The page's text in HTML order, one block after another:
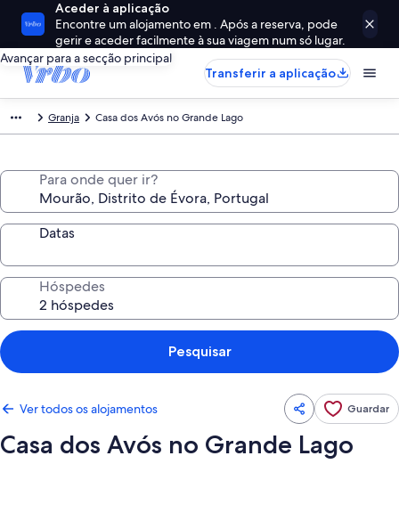
Aceder à aplicação
Encontre um alojamento em . Após a reserva, pode
gerir e aceder facilmente à sua viagem num só lugar.
Avançar para a secção principal
Transferir a aplicação
Granja Casa dos Avós no Grande Lago
Para onde quer ir?
Datas
Hóspedes
Pesquisar
Ver todos os alojamentos Guardar
Casa dos Avós no Grande Lago